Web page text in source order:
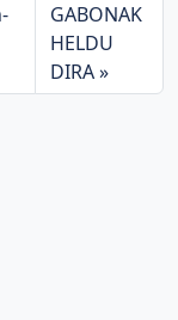
GABONAK
HELDU
DIRA